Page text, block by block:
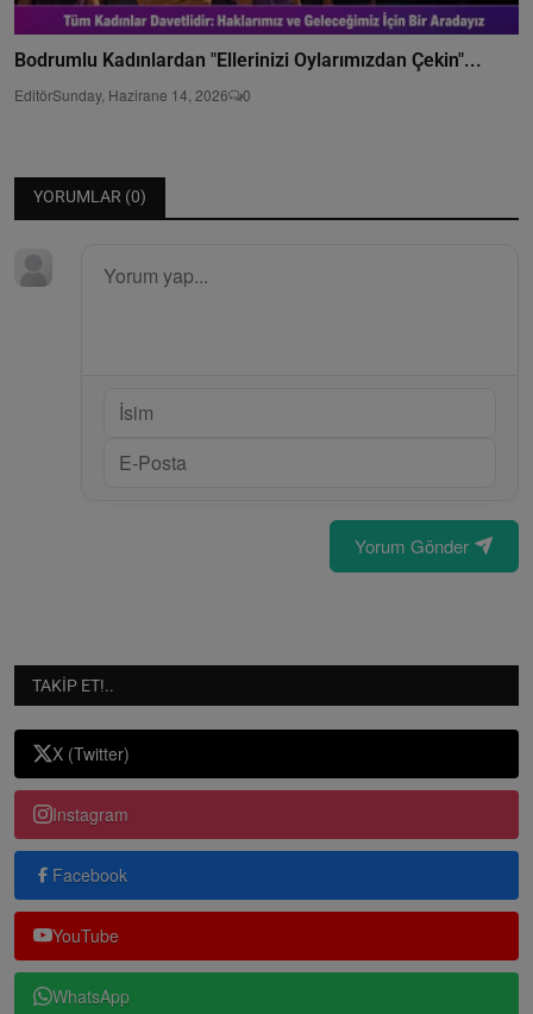
Bodrumlu Kadınlardan "Ellerinizi Oylarımızdan Çekin"...
EditörSunday, Hazirane 14, 2026 0
YORUMLAR (0)
Yorum Gönder
TAKIP ET!..
X (Twitter)
Instagram
Facebook
YouTube
WhatsApp